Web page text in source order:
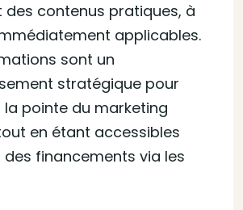
des contenus pratiques, à
applicables.
sont un
stratégique pour
la pointe du marketing
en étant accessibles
financements via les